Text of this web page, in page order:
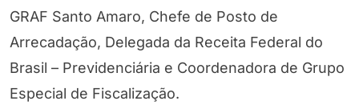
GRAF Santo Amaro, Chefe de Posto de
Arrecadação, Delegada da Receita Federal do
Brasil – Previdenciária e Coordenadora de Grupo
Especial de Fiscalização.